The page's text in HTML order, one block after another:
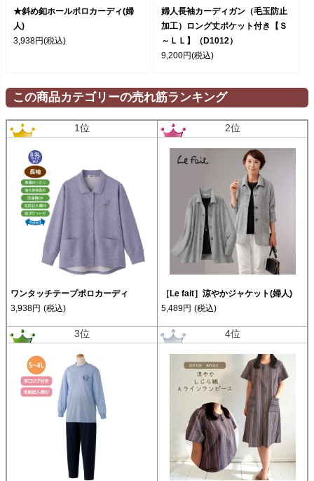
★斜め釦ホールポロカーディ(婦
人)
3,938円(税込)
婦人長袖カーディガン（毛玉防止
加工）ロング丈ポケット付き【Ｓ
～ＬＬ】（D1012）
9,200円(税込)
この商品カテゴリーの売れ筋ランキング
1位
ワンタッチテープポロカーディ
3,938円 (税込)
2位
［Le fait］涼やかジャケット(婦人)
5,489円 (税込)
3位 4位